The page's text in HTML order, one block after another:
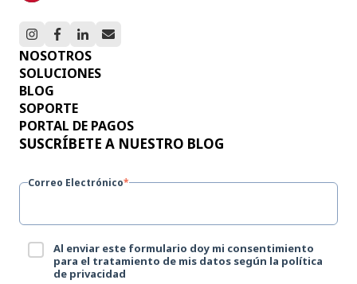
NOSOTROS
SOLUCIONES
BLOG
SOPORTE
PORTAL DE PAGOS
SUSCRÍBETE A NUESTRO BLOG
Correo Electrónico*
Al enviar este formulario doy mi consentimiento
para el tratamiento de mis datos según la política
de privacidad